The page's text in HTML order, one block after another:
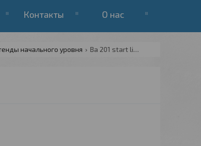
Контакты О нас
начального уровня Ba 201 start line